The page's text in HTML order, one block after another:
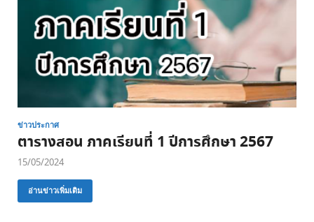
ข่าวประกาศ
ตารางสอน ภาคเรียนที่ 1 ปีการศึกษา 2567
15/05/2024
อ่านข่าวเพิ่มเติม